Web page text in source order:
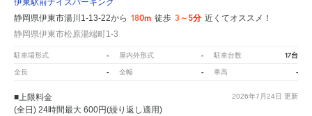
静岡県伊東市湯川1-13-22から 180m 徒歩 3～5分 近くてオススメ！
静岡県伊東市松原湯端町1-3
駐車場形式 - 屋内外形式 - 駐車台数 17台
全長 - 全幅 - 車高 -
2026年7月24日 更新
■上限料金
(全日) 24時間最大 600円(繰り返し適用)